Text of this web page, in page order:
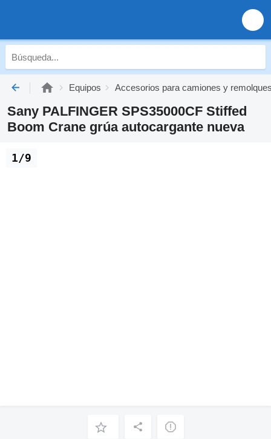
Equipos Accesorios para camiones y
Sany PALFINGER SPS35000CF Stiffed
Boom Crane grúa autocargante nueva
1/9